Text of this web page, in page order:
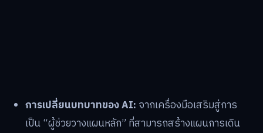
การเปลี่ยนบทบาทของ AI: จากเครื่องมือเสริมสู่การ
เป็น “ผู้ช่วยวางแผนหลัก” ที่สามารถสร้างแผนการเดิน